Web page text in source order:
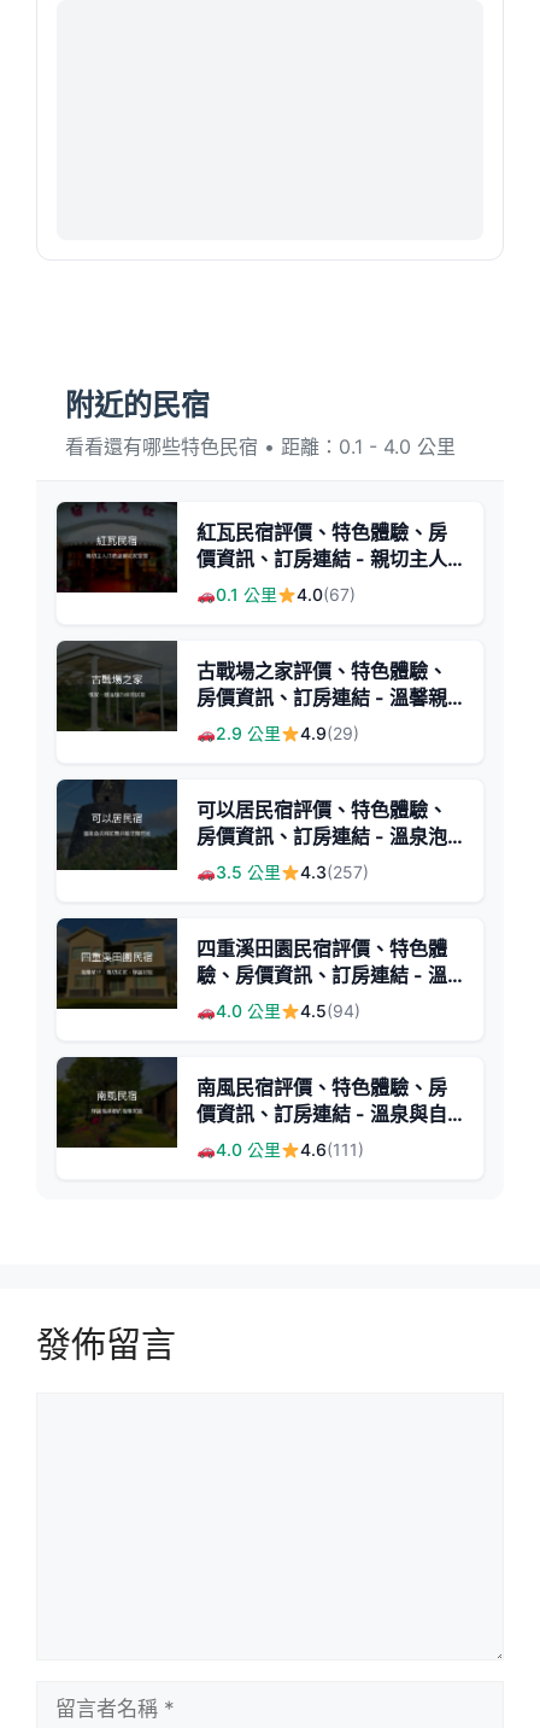
附近的民宿
看看還有哪些特色民宿 • 距離：0.1 - 4.0 公里
紅瓦民宿評價、特色體驗、房
價資訊、訂房連結 - 親切主人
與溫馨氛圍
0.1 公里 4.0(67)
古戰場之家評價、特色體驗、
房價資訊、訂房連結 - 溫馨親
切的在地民宿
2.9 公里 4.9(29)
可以居民宿評價、特色體驗、
房價資訊、訂房連結 - 溫泉泡
湯與親子互動
3.5 公里 4.3(257)
四重溪田園民宿評價、特色體
驗、房價資訊、訂房連結 - 溫
馨草坪與親切服務
4.0 公里 4.5(94)
南風民宿評價、特色體驗、房
價資訊、訂房連結 - 溫泉與自
然療癒
4.0 公里 4.6(111)
發佈留言